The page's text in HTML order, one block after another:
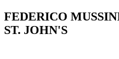
FEDERICO
ST. JOHN'S